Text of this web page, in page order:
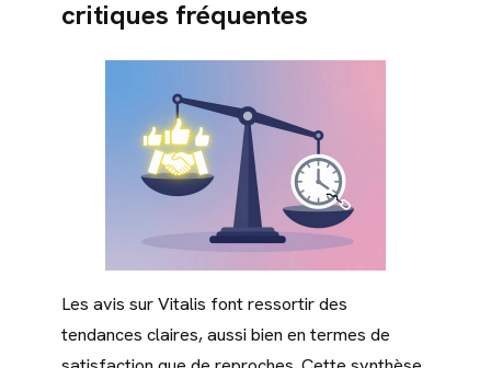
critiques fréquentes
Les avis sur Vitalis font ressortir des
tendances claires, aussi bien en termes de